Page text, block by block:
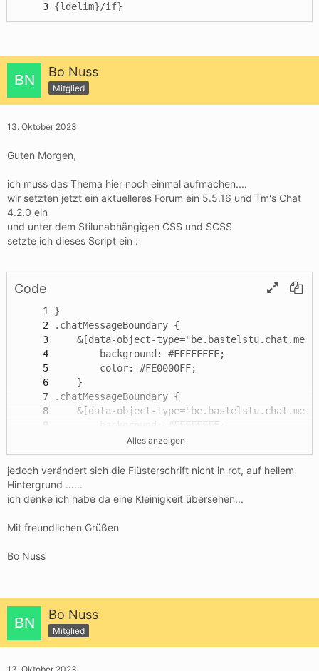
{ldelim}/if}
Bo Nuss
Mitglied
13. Oktober 2023
Guten Morgen,
ich muss das Thema hier noch einmal aufmachen....
wir setzten jetzt ein aktuelleres Forum ein 5.5.16 und Tm's Chat
4.2.0 ein
und unter dem Stilunabhängigen CSS und SCSS
setzte ich dieses Script ein :
Code
}
Alles anzeigen
jedoch verändert sich die Flüsterschrift nicht in rot, auf hellem
Hintergrund ......
ich denke ich habe da eine Kleinigkeit übersehen...
Mit freundlichen Grüßen
Bo Nuss
Bo Nuss
Mitglied